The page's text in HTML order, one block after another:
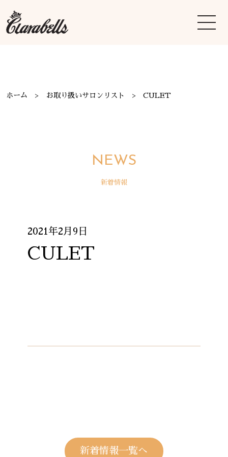
ホーム お取り扱いサロンリスト CULET
NEWS
新着情報
2021年2月9日
CULET
新着情報一覧へ